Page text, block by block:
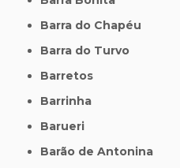
Barra do Chapéu
Barra do Turvo
Barretos
Barrinha
Barueri
Barão de Antonina